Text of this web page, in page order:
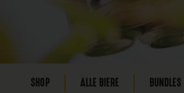
SHOP ALLE BIERE BUNDLES